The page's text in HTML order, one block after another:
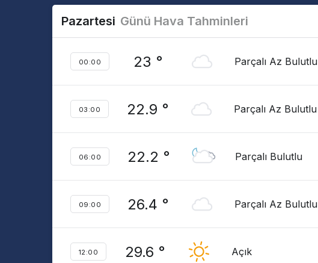
Pazartesi Günü Hava Tahminleri
00:00 23 ° Parçalı Az Bulutlu
03:00 22.9 ° Parçalı Az Bulutlu
06:00 22.2 ° Parçalı Bulutlu
09:00 26.4 ° Parçalı Az Bulutlu
12:00 29.6 ° Açık